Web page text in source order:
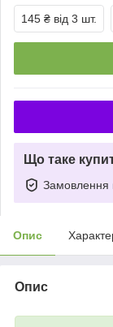
145 ₴ від 3 шт.
Що таке
Замовлення
Опис
Опис